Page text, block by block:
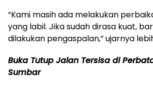
“Kami masih ada melakukan
yang labil. Jika sudah dirasa kuat,
dilakukan pengaspalan,” ujarnya
Buka Tutup Jalan Tersisa di
Sumbar